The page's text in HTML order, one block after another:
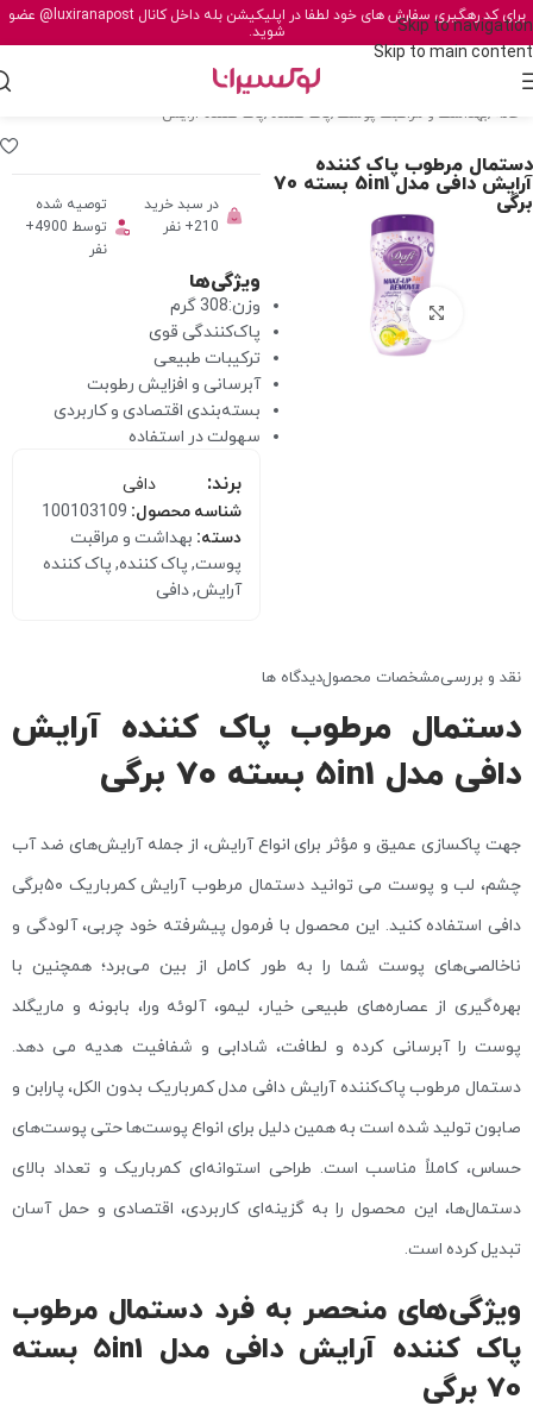
Skip to navigation
Skip to main content
برای کد رهگیری سفارش های خود لطفا در اپلیکیشن بله داخل کانال@luxiranapost عضو
شوید.
خانه /بهداشت و مراقبت پوست /پاک کننده /پاک کننده آرایش
دستمال مرطوب پاک کننده
آرایش دافی مدل 5in1 بسته 70
برگی
برای بزرگنمایی کلیک کنید
در سبد خرید
210+ نفر
توصیه شده
توسط 4900+
نفر
ویژگی‌ها
وزن:308 گرم
پاک‌کنندگی قوی
ترکیبات طبیعی
آبرسانی و افزایش رطوبت
بسته‌بندی اقتصادی و کاربردی
سهولت در استفاده
برند:
دافی
شناسه محصول: 100103109
دسته: بهداشت و مراقبت
پوست, پاک کننده, پاک کننده
آرایش,دافی
نقد و بررسیمشخصات محصولدیدگاه ها
دستمال مرطوب پاک کننده آرایش
دافی مدل 5in1 بسته 70 برگی
جهت پاکسازی عمیق و مؤثر برای انواع آرایش، از جمله آرایش‌های ضد آب
چشم، لب و پوست می توانید دستمال مرطوب آرایش کمرباریک ۵۰برگی
دافی استفاده کنید. این محصول با فرمول پیشرفته خود چربی، آلودگی و
ناخالصی‌های پوست شما را به طور کامل از بین می‌برد؛ همچنین با
بهره‌گیری از عصاره‌های طبیعی خیار، لیمو، آلوئه ورا، بابونه و ماریگلد
پوست را آبرسانی کرده و لطافت، شادابی و شفافیت هدیه می دهد.
دستمال مرطوب پاک‌کننده آرایش دافی مدل کمرباریک بدون الکل، پارابن و
صابون تولید شده است به همین دلیل برای انواع پوست‌ها حتی پوست‌های
حساس، کاملاً مناسب است. طراحی استوانه‌ای کمرباریک و تعداد بالای
دستمال‌ها، این محصول را به گزینه‌ای کاربردی، اقتصادی و حمل آسان
تبدیل کرده است.
ویژگی‌های منحصر به‌ فرد دستمال مرطوب
پاک کننده آرایش دافی مدل 5in1 بسته
70 برگی